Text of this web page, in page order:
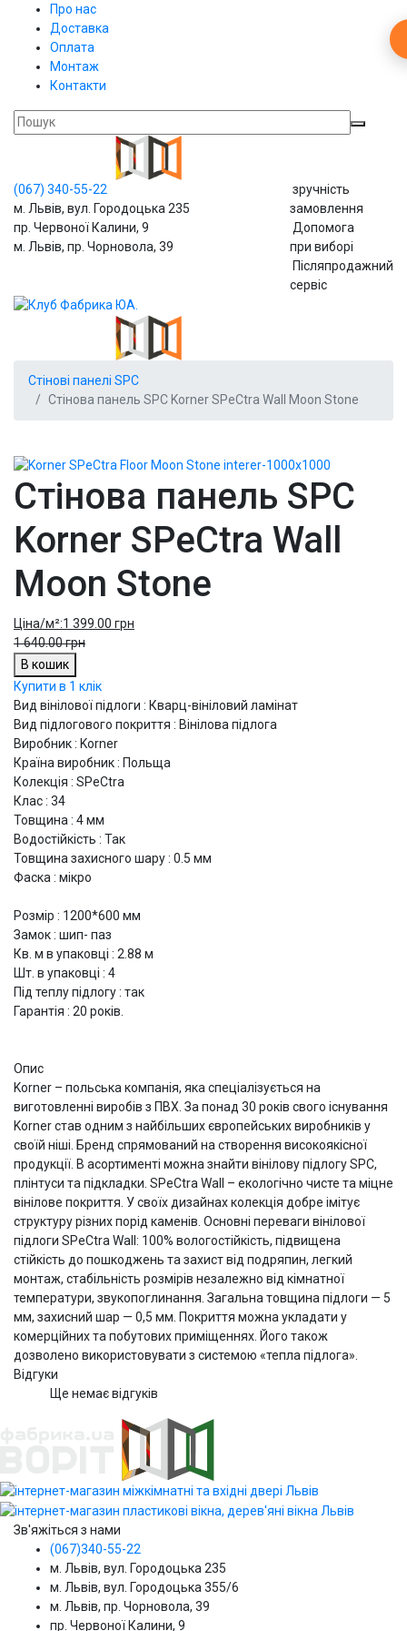
Про нас
Доставка
Оплата
Монтаж
Контакти
(067) 340-55-22
м. Львів, вул. Городоцька 235
пр. Червоної Калини, 9
м. Львів, пр. Чорновола, 39
зручність
замовлення
Допомога
при виборі
Післяпродажний
сервіс
Стінові панелі SPС
Стінова панель SPC Korner SPeCtra Wall Moon Stone
Стінова панель SPC
Korner SPeCtra Wall
Moon Stone
Ціна/м²:1 399.00 грн
1 640.00 грн
В кошик
Купити в 1 клік
Вид вінілової підлоги : Кварц-вініловий ламінат
Вид підлогового покриття : Вінілова підлога
Виробник : Korner
Країна виробник : Польща
Колекція : SPeCtra
Клас : 34
Товщина : 4 мм
Водостійкість : Так
Товщина захисного шару : 0.5 мм
Фаска : мікро
Розмір : 1200*600 мм
Замок : шип- паз
Кв. м в упаковці : 2.88 м
Шт. в упаковці : 4
Під теплу підлогу : так
Гарантія : 20 років.
Опис
Korner – польська компанія, яка спеціалізується на
виготовленні виробів з ПВХ. За понад 30 років свого існування
Korner став одним з найбільших європейських виробників у
своїй ніші. Бренд спрямований на створення високоякісної
продукції. В асортименті можна знайти вінілову підлогу SPC,
плінтуси та підкладки. SPeCtra Wall – екологічно чисте та міцне
вінілове покриття. У своїх дизайнах колекція добре імітує
структуру різних порід каменів. Основні переваги вінілової
підлоги SPeCtra Wall: 100% вологостійкість, підвищена
стійкість до пошкоджень та захист від подряпин, легкий
монтаж, стабільність розмірів незалежно від кімнатної
температури, звукопоглинання. Загальна товщина підлоги — 5
мм, захисний шар — 0,5 мм. Покриття можна укладати у
комерційних та побутових приміщеннях. Його також
дозволено використовувати з системою «тепла підлога».
Відгуки
Ще немає відгуків
Зв'яжіться з нами
(067)340-55-22
м. Львів, вул. Городоцька 235
м. Львів, вул. Городоцька 355/6
м. Львів, пр. Чорновола, 39
пр. Червоної Калини, 9